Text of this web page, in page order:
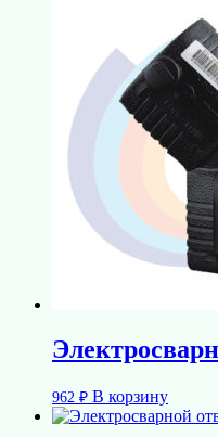
962 ₽ В корзину